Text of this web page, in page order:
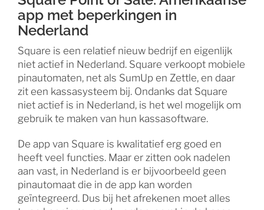
app met beperkingen in
Nederland
Square is een relatief nieuw bedrijf en eigenlijk
niet actief in Nederland. Square verkoopt mobiele
pinautomaten, net als SumUp en Zettle, en daar
zit een kassasysteem bij. Ondanks dat Square
niet actief is in Nederland, is het wel mogelijk om
gebruik te maken van hun kassasoftware.
De app van Square is kwalitatief erg goed en
heeft veel functies. Maar er zitten ook nadelen
aan vast, in Nederland is er bijvoorbeeld geen
pinautomaat die in de app kan worden
geïntegreerd. Dus bij het afrekenen moet alles